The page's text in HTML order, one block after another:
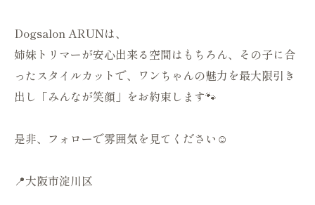
Dogsalon ARUNは、
姉妹トリマーが安心出来る空間はもちろん、その子に合
ったスタイルカットで、ワンちゃんの魅力を最大限引き
出し「みんなが笑顔」をお約束します🐾
是非、フォローで雰囲気を見てください☺️
📍大阪市淀川区